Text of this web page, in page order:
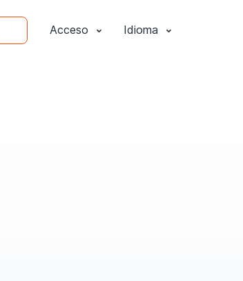
Acceso Idioma